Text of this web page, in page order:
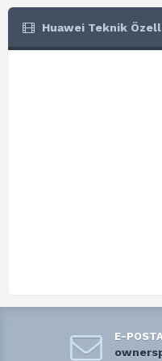
Huawei Teknik
E-